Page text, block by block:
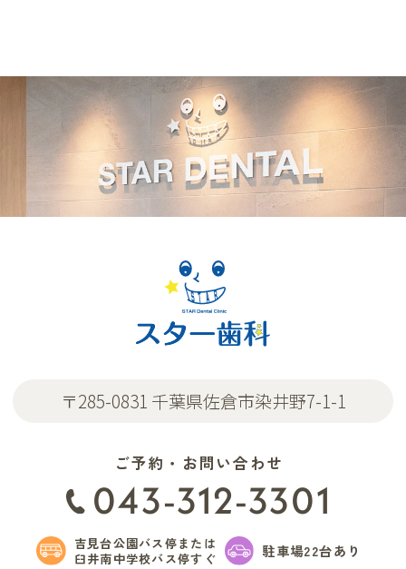
〒285-0831 千葉県佐倉市染井野7-1-1
ご予約・お問い合わせ
043-312-3301
吉見台公園バス停または
臼井南中学校バス停すぐ
駐車場22台あり